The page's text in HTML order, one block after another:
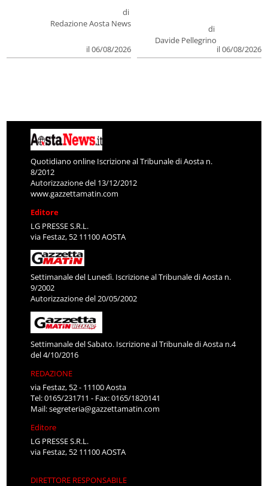
di
Redazione Aosta News
il 06/08/2026
di
Davide Pellegrino
il 06/08/2026
Quotidiano online Iscrizione al Tribunale di Aosta n.
8/2012
Autorizzazione del 13/12/2012
www.gazzettamatin.com
Editore
LG PRESSE S.R.L.
via Festaz, 52 11100 AOSTA
Settimanale del Lunedì. Iscrizione al Tribunale di Aosta n.
9/2002
Autorizzazione del 20/05/2002
Settimanale del Sabato. Iscrizione al Tribunale di Aosta n.4
del 4/10/2016
REDAZIONE
via Festaz, 52 - 11100 Aosta
Tel: 0165/231711 - Fax: 0165/1820141
Mail:segreteria@gazzettamatin.com
Editore
LG PRESSE S.R.L.
via Festaz, 52 11100 AOSTA
DIRETTORE RESPONSABILE